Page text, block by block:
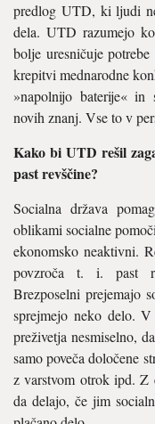
predlog UTD, ki ljudi
dela. UTD razumejo
bolje uresničuje
krepitvi mednarodne
»napolnijo baterije«
novih znanj. Vse to v
Kako bi UTD rešil
past revščine?
Socialna država
oblikami socialne
ekonomsko neaktivni.
povzroča t. i. past
Brezposelni prejemajo
sprejmejo neko delo.
preživetja nesmiselno,
samo poveča določene
z varstvom otrok ipd. Z
da delajo, če jim